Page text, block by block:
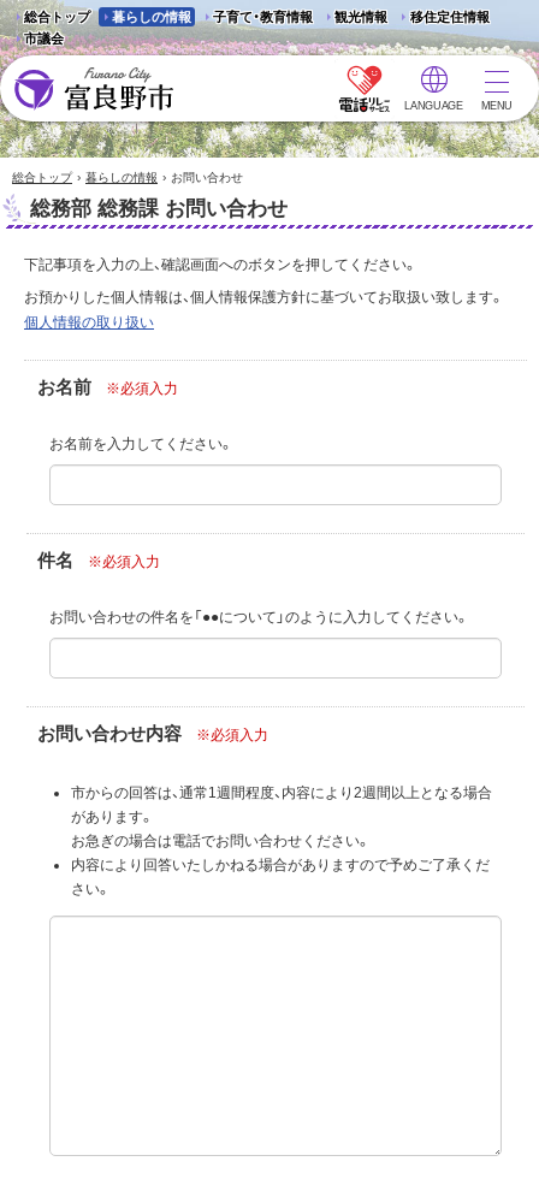
総合トップ 暮らしの情報 子育て・教育情報 観光情報
移住定住情報
市議会
富良野市 - Frano City
LANGUAGE MENU
総合トップ › 暮らしの情報 › お問い合わせ
総務部 総務課 お問い合わせ
下記事項を入力の上、確認画面へのボタンを押してください。
お預かりした個人情報は、個人情報保護方針に基づいてお取扱い致します。
個人情報の取り扱い
お名前 ※必須入力
お名前を入力してください。
件名 ※必須入力
お問い合わせの件名を「●●について」のように入力してください。
お問い合わせ内容 ※必須入力
市からの回答は、通常1週間程度、内容により2週間以上となる場合
があります。
お急ぎの場合は電話でお問い合わせください。
内容により回答いたしかねる場合がありますので予めご了承くだ
さい。